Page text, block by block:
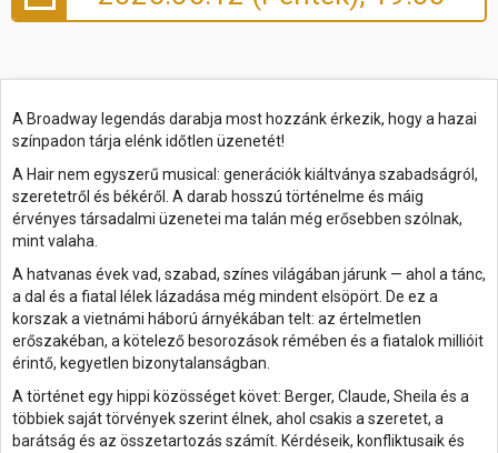
A Broadway legendás darabja most hozzánk érkezik, hogy a hazai
színpadon tárja elénk időtlen üzenetét!
A Hair nem egyszerű musical: generációk kiáltványa szabadságról,
szeretetről és békéről. A darab hosszú történelme és máig
érvényes társadalmi üzenetei ma talán még erősebben szólnak,
mint valaha.
A hatvanas évek vad, szabad, színes világában járunk — ahol a tánc,
a dal és a fiatal lélek lázadása még mindent elsöpört. De ez a
korszak a vietnámi háború árnyékában telt: az értelmetlen
erőszakéban, a kötelező besorozások rémében és a fiatalok millióit
érintő, kegyetlen bizonytalanságban.
A történet egy hippi közösséget követ: Berger, Claude, Sheila és a
többiek saját törvények szerint élnek, ahol csakis a szeretet, a
barátság és az összetartozás számít. Kérdéseik, konfliktusaik és